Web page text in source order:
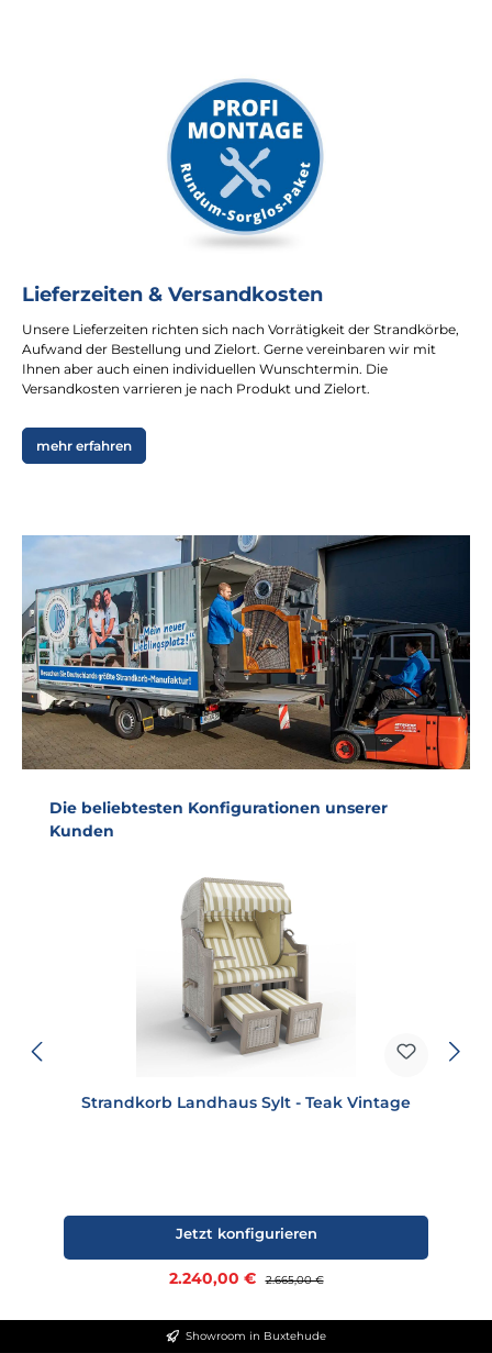
Lieferzeiten & Versandkosten
Unsere Lieferzeiten richten sich nach Vorrätigkeit der Strandkörbe,
Aufwand der Bestellung und Zielort. Gerne vereinbaren wir mit
Ihnen aber auch einen individuellen Wunschtermin. Die
Versandkosten varrieren je nach Produkt und Zielort.
mehr erfahren
Produktgalerie überspringen
Die beliebtesten Konfigurationen unserer
Kunden
Strandkorb Landhaus Sylt - Teak Vintage
Verkaufspreis:
2.240,00 € Regulärer Preis:
2.665,00 €
Jetzt konfigurieren
Showroom in Buxtehude